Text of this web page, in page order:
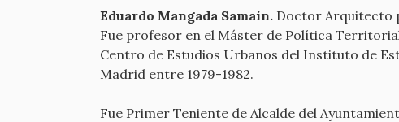
Eduardo Mangada Samain. Doctor Arquitecto
Fue profesor en el Máster de Política
Centro de Estudios Urbanos del Instituto de
Madrid entre 1979-1982.
Fue Primer Teniente de Alcalde del